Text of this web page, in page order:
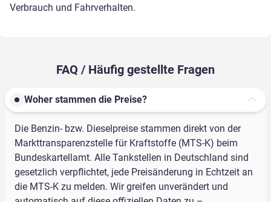
Verbrauch und Fahrverhalten.
FAQ / Häufig gestellte Fragen
Woher stammen die Preise?
Die Benzin- bzw. Dieselpreise stammen direkt von der
Markttransparenzstelle für Kraftstoffe (MTS-K) beim
Bundeskartellamt. Alle Tankstellen in Deutschland sind
gesetzlich verpflichtet, jede Preisänderung in Echtzeit an
die MTS-K zu melden. Wir greifen unverändert und